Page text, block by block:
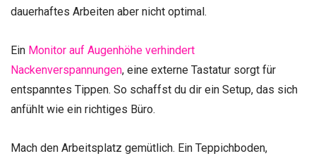
dauerhaftes Arbeiten aber nicht optimal.
Ein Monitor auf Augenhöhe verhindert
Nackenverspannungen, eine externe Tastatur sorgt für
entspanntes Tippen. So schaffst du dir ein Setup, das sich
anfühlt wie ein richtiges Büro.
Mach den Arbeitsplatz gemütlich. Ein Teppichboden,